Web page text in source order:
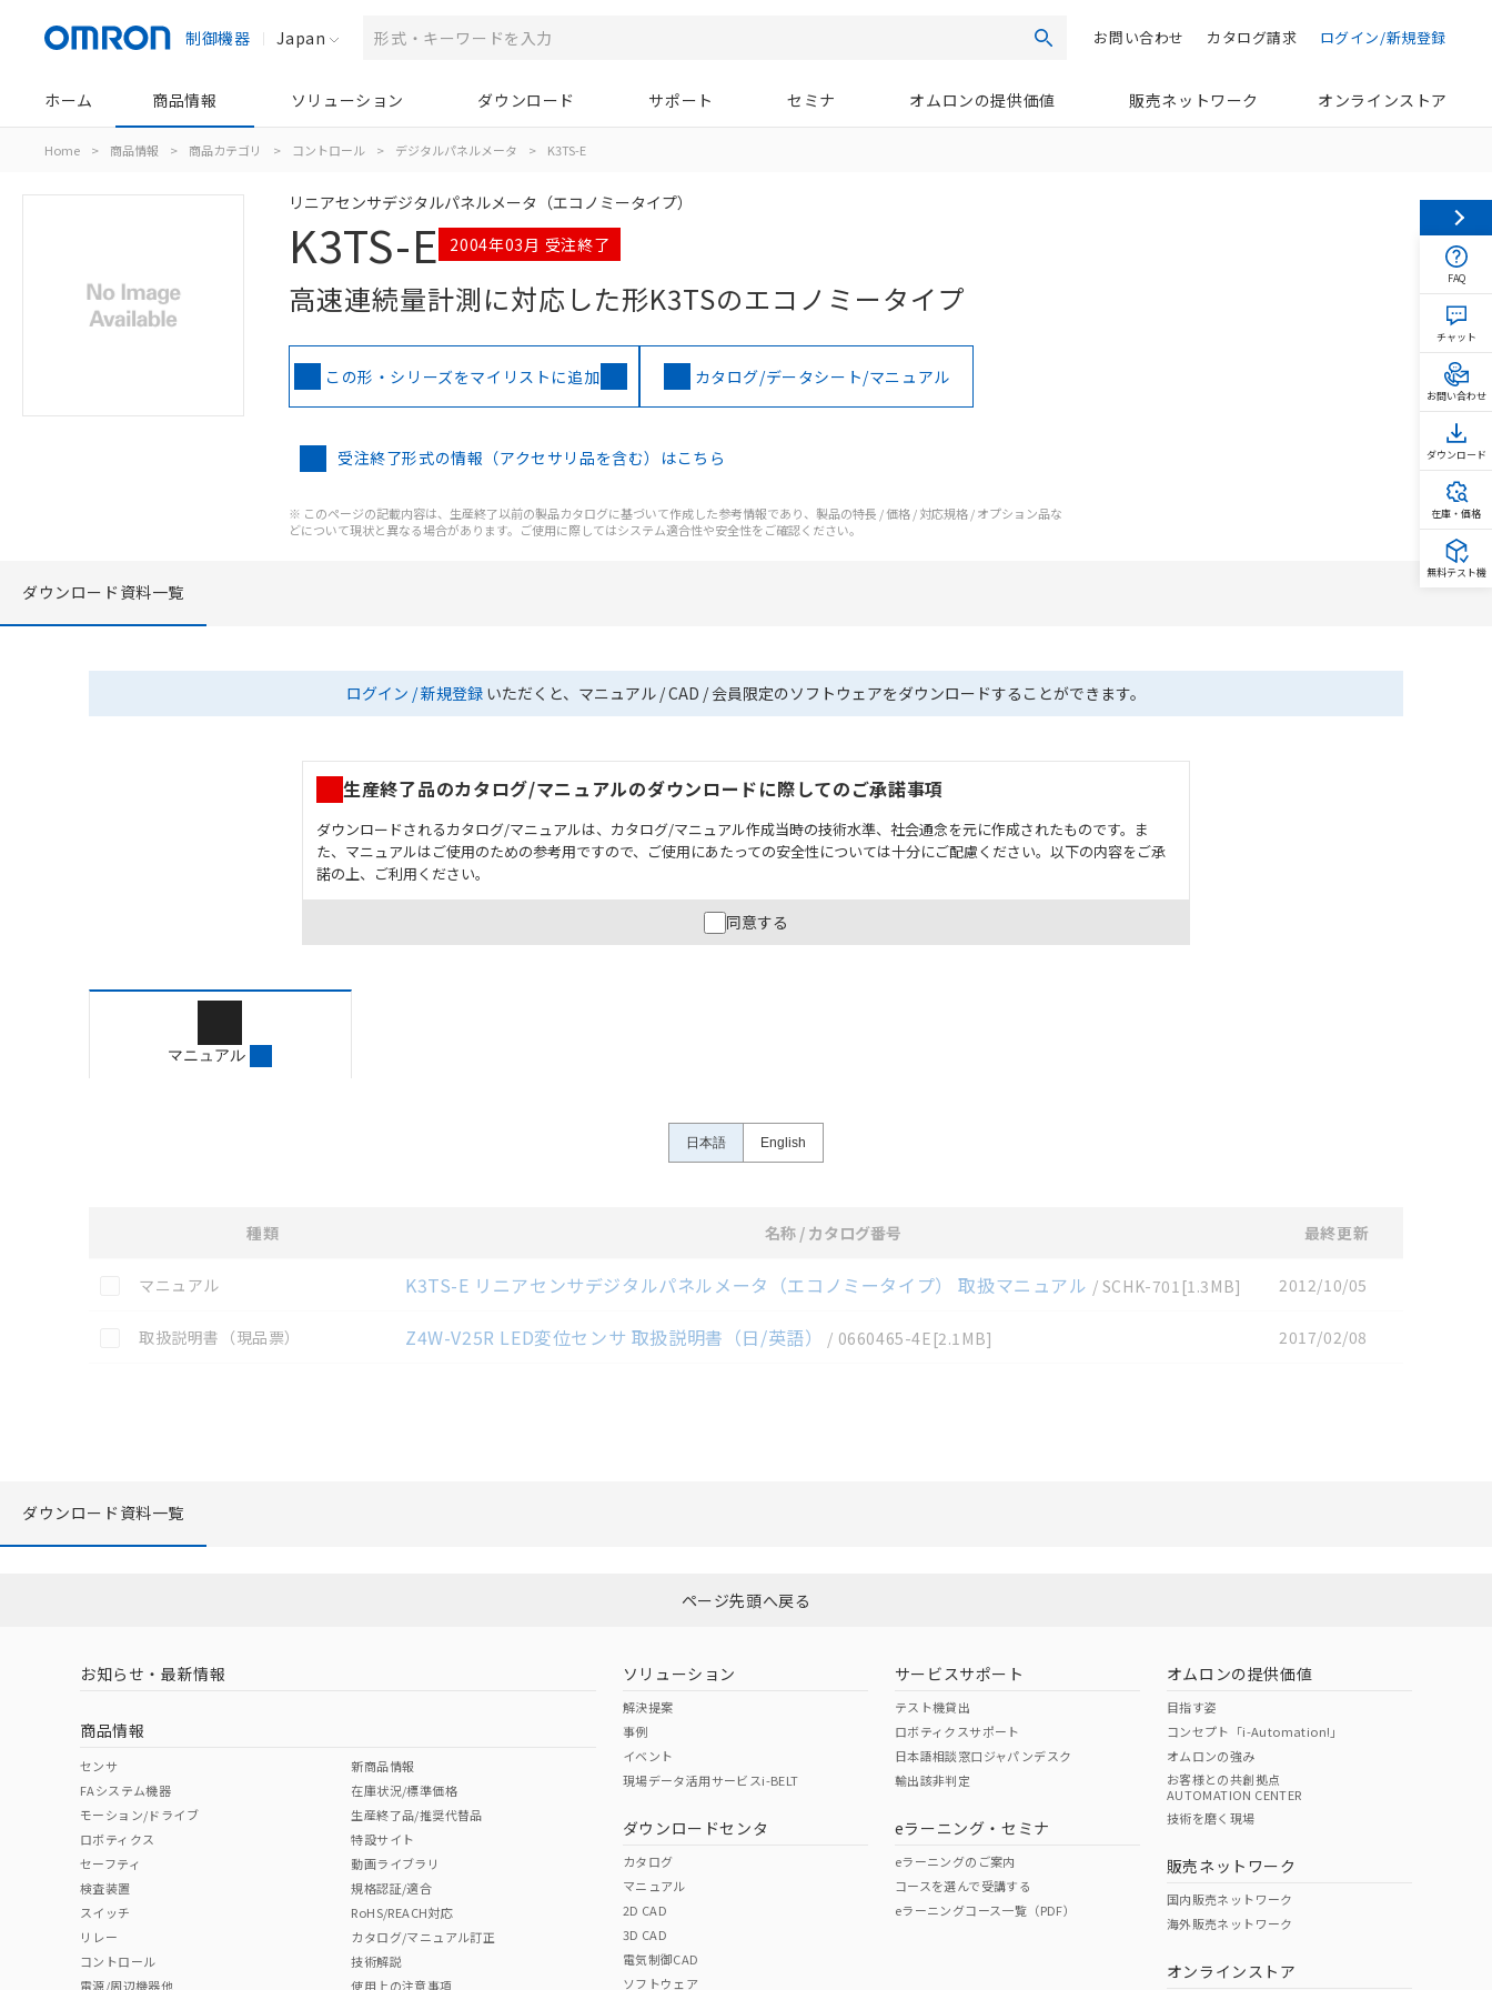
制御機器 Japan 検索 ログイン/新規登録
カタログ請求
お問い合わせ
ホーム 商品情報 ソリューション ダウンロード サポート セミナ オムロンの提供価値 販売ネットワーク オンラインストア
Home > 商品情報 > 商品カテゴリ > コントロール > デジタルパネルメータ > K3TS-E
リニアセンサデジタルパネルメータ（エコノミータイプ）
K3TS-E 2004年03月 受注終了
高速連続量計測に対応した形K3TSのエコノミータイプ
この形・シリーズをマイリストに追加 カタログ/データシート/マニュアル
受注終了形式の情報（アクセサリ品を含む）はこちら
※ このページの記載内容は、生産終了以前の製品カタログに基づいて作成した参考情報であり、製品の特長 / 価格 / 対応規格 / オプション品な
どについて現状と異なる場合があります。ご使用に際してはシステム適合性や安全性をご確認ください。
ダウンロード資料一覧
ログイン / 新規登録 いただくと、マニュアル / CAD / 会員限定のソフトウェアをダウンロードすることができます。
生産終了品のカタログ/マニュアルのダウンロードに際してのご承諾事項
ダウンロードされるカタログ/マニュアルは、カタログ/マニュアル作成当時の技術水準、社会通念を元に作成されたものです。ま
た、マニュアルはご使用のための参考用ですので、ご使用にあたっての安全性については十分にご配慮ください。以下の内容をご承
諾の上、ご利用ください。
お客様が本製品を人命や財産に重大な危険を及ぼすような用途に使用される場合には、システム全体として危険を知らせたり、冗
長設計により必要な安全性を確保できるよう設計されていること、および本製品が全体の中で意図した用途に対して適切に配電・
カタログ/マニュアルに記載されているアプリケーション事例は参考用ですので、ご採用に際しては機器・装置の機能や安全性を
同意する
マニュアル
日本語 English
種類 名称 / カタログ番号 最終更新
この資料を選択
マニュアル K3TS-E リニアセンサデジタルパネルメータ（エコノミータイプ） 取扱マニュアル / SCHK-701 [1.3MB] 2012/10/05
この資料を選択
取扱説明書（現品票） Z4W-V25R LED変位センサ 取扱説明書（日/英語） / 0660465-4E [2.1MB] 2017/02/08
ダウンロード資料一覧
ページ先頭へ戻る
お知らせ・最新情報
商品情報
センサ
FAシステム機器
モーション/ドライブ
ロボティクス
セーフティ
検査装置
スイッチ
リレー
コントロール
電源/周辺機器他
新商品情報
在庫状況/標準価格
生産終了品/推奨代替品
特設サイト
動画ライブラリ
規格認証/適合
RoHS/REACH対応
カタログ/マニュアル訂正
技術解説
使用上の注意事項
ソリューション
解決提案
事例
イベント
現場データ活用サービスi-BELT
ダウンロードセンタ
カタログ
マニュアル
2D CAD
3D CAD
電気制御CAD
ソフトウェア
サービスサポート
テスト機貸出
ロボティクスサポート
日本語相談窓口ジャパンデスク
輸出該非判定
eラーニング・セミナ
eラーニングのご案内
コースを選んで受講する
eラーニングコース一覧（PDF）
オムロンの提供価値
目指す姿
コンセプト「i-Automation!」
オムロンの強み
お客様との共創拠点
AUTOMATION CENTER
技術を磨く現場
販売ネットワーク
国内販売ネットワーク
海外販売ネットワーク
オンラインストア
FAQ
チャット
お問い合わせ
ダウンロード
在庫・価格
無料テスト機